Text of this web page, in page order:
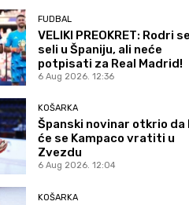
FUDBAL
VELIKI PREOKRET: Rodri se
seli u Španiju, ali neće
potpisati za Real Madrid!
6 Aug 2026. 12:36
KOŠARKA
Španski novinar otkrio da
će se Kampaco vratiti u
Zvezdu
6 Aug 2026. 12:04
KOŠARKA